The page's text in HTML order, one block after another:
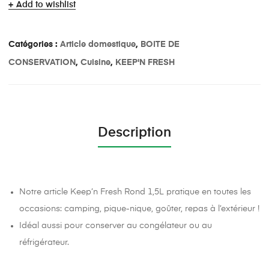
Add to wishlist
Catégories : Article domestique, BOITE DE
CONSERVATION, Cuisine, KEEP'N FRESH
Description
Notre article Keep’n Fresh Rond 1,5L pratique en toutes les
occasions: camping, pique-nique, goûter, repas à l’extérieur !
Idéal aussi pour conserver au congélateur ou au
réfrigérateur.